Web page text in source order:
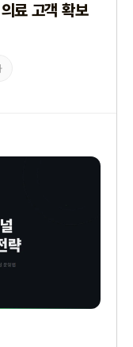
료 고객 확보